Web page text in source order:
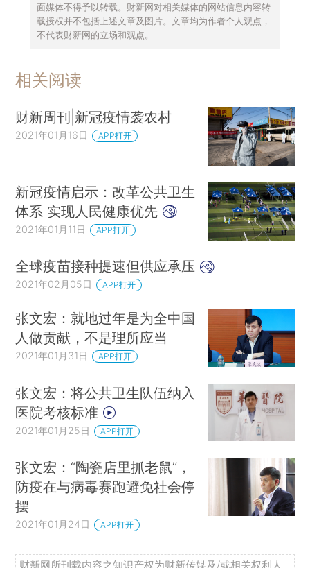
面媒体不得予以转载。财新网对相关媒体的网站信息内容转
载授权并不包括上述文章及图片。文章均为作者个人观点，
不代表财新网的立场和观点。
相关阅读
财新周刊|新冠疫情袭农村
2021年01月16日 APP打开
新冠疫情启示：改革公共卫生
体系 实现人民健康优先
2021年01月11日 APP打开
全球疫苗接种提速但供应承压
2021年02月05日 APP打开
张文宏：就地过年是为全中国
人做贡献，不是理所应当
2021年01月31日 APP打开
张文宏：将公共卫生队伍纳入
医院考核标准
2021年01月25日 APP打开
张文宏：“陶瓷店里抓老鼠”，
防疫在与病毒赛跑避免社会停
摆
2021年01月24日 APP打开
财新网所刊载内容之知识产权为财新传媒及/或相关权利人